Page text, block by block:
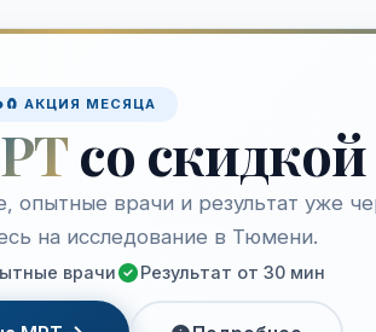
🧲 АКЦИЯ МЕСЯЦА
со скидкой
опытные врачи и результат уже
на исследование в Тюмени.
врачи Результат от 30 мин